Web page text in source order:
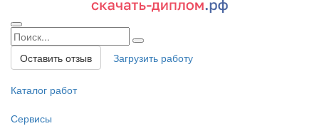
Оставить отзыв Загрузить работу
Каталог работ
Сервисы